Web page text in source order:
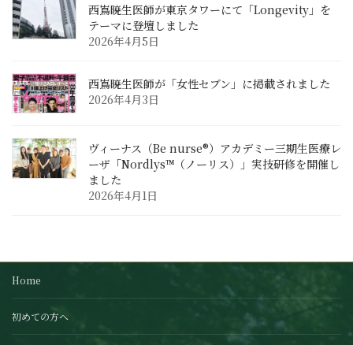
西嶌暁生医師が東京タワーにて「Longevity」を
テーマに登壇しました
2026年4月5日
西嶌暁生医師が「女性セブン」に掲載されました
2026年4月3日
ヴィーナス（Be nurse®）アカデミー三期生医療レ
ーザ「Nordlys™（ノーリス）」実技研修を開催し
ました
2026年4月1日
Home
初めての方へ